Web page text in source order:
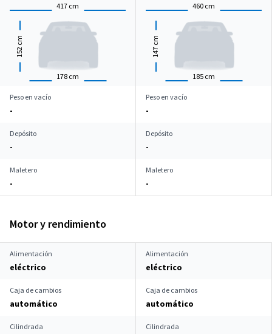
417 cm
178 cm
152
cm
460 cm
185 cm
147
cm
Peso en vacío
-
Peso en vacío
-
Depósito
-
Depósito
-
Maletero
-
Maletero
-
Motor y rendimiento
Alimentación
eléctrico
Alimentación
eléctrico
Caja de cambios
automático
Caja de cambios
automático
Cilindrada Cilindrada